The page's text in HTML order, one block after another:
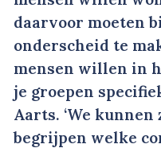
daarvoor moeten
onderscheid te
mensen willen in
je groepen
Aarts. ‘We kunnen
begrijpen welke